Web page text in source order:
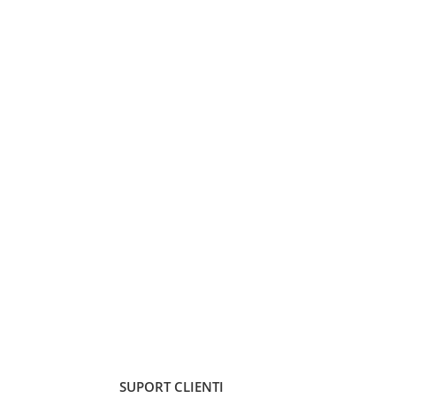
SUPORT CLIENTI